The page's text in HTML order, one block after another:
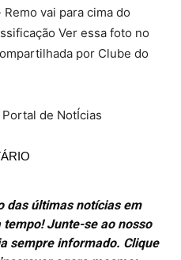
vai para cima do
Ver essa foto no
por Clube do
Portal de NotÍcias
das últimas notícias em
Junte-se ao nosso
sempre informado. Clique